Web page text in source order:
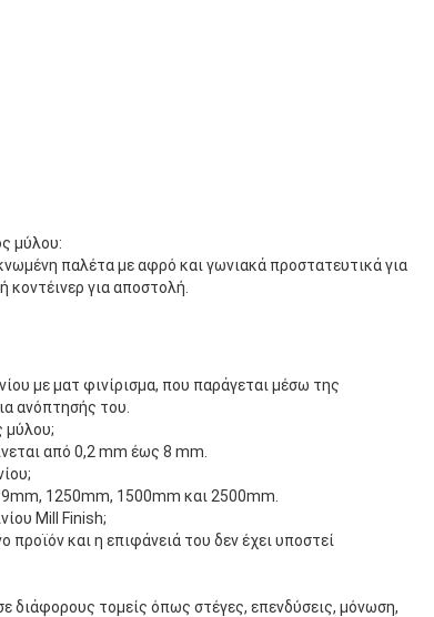
μύλου:
παλέτα με αφρό και γωνιακά προστατευτικά για
για αποστολή.
με ματ φινίρισμα, που παράγεται μέσω της
ανόπτησής του.
μύλου;
από 0,2 mm έως 8 mm.
1250mm, 1500mm και 2500mm.
Mill Finish;
προϊόν και η επιφάνειά του δεν έχει υποστεί
διάφορους τομείς όπως στέγες, επενδύσεις, μόνωση,